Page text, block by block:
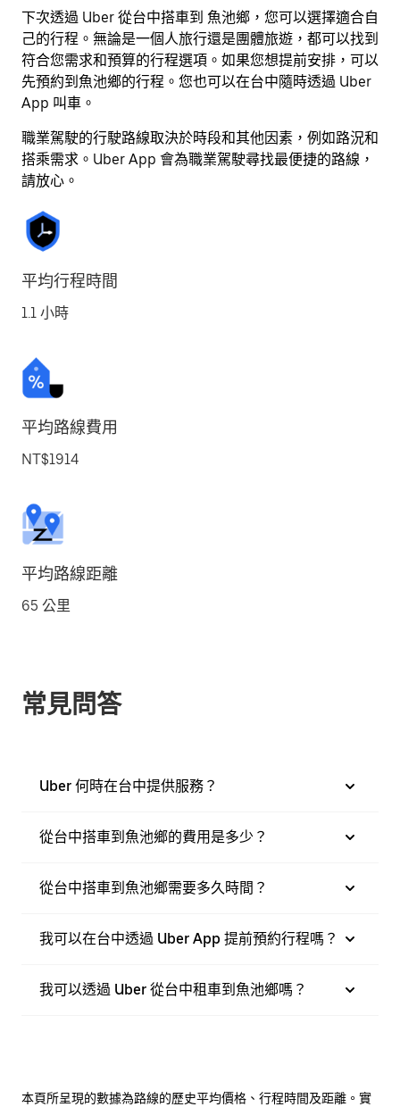
開
按
鈕
即
可
關
閉
行
事
下次透過 Uber 從台中搭車到 魚池鄉，您可以選擇適合自
己的行程。無論是一個人旅行還是團體旅遊，都可以找到
符合您需求和預算的行程選項。如果您想提前安排，可以
先預約到魚池鄉的行程。您也可以在台中隨時透過 Uber
App 叫車。
職業駕駛的行駛路線取決於時段和其他因素，例如路況和
搭乘需求。Uber App 會為職業駕駛尋找最便捷的路線，
請放心。
平均行程時間
1.1 小時
平均路線費用
NT$1914
平均路線距離
65 公里
常見問答
Uber 何時在台中提供服務？
從台中搭車到魚池鄉的費用是多少？
從台中搭車到魚池鄉需要多久時間？
我可以在台中透過 Uber App 提前預約行程嗎？
我可以透過 Uber 從台中租車到魚池鄉嗎？
本頁所呈現的數據為路線的歷史平均價格、行程時間及距離。實